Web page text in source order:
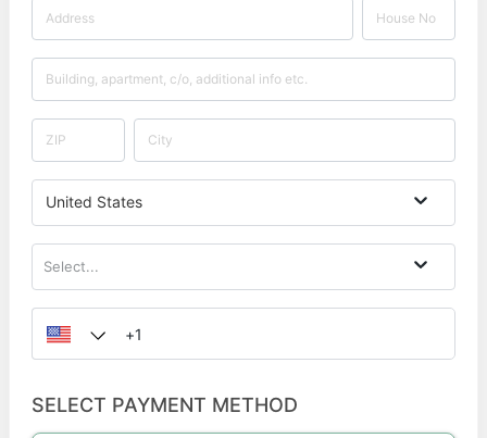
United States
Select...
SELECT PAYMENT METHOD